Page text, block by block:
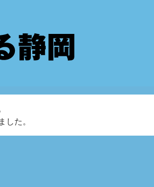
た。